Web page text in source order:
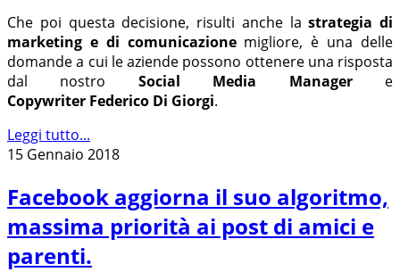
Che poi questa decisione, risulti anche lastrategia di
marketing e di comunicazionemigliore, è una delle
domande a cui le aziende possono ottenere una risposta
dal nostro Social Media Managere
Copywriter Federico Di Giorgi.
Leggi tutto...
15 Gennaio 2018
Facebook aggiorna il suo algoritmo,
massima priorità ai post di amici e
parenti.